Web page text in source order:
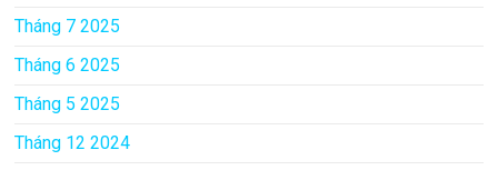
Tháng 7 2025
Tháng 6 2025
Tháng 5 2025
Tháng 12 2024